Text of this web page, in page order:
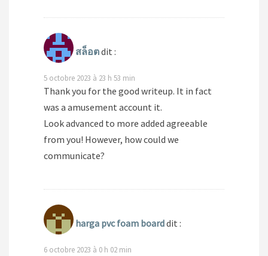
สล็อตdit :
5 octobre 2023 à 23 h 53 min
Thank you for the good writeup. It in fact
was a amusement account it.
Look advanced to more added agreeable
from you! However, how could we
communicate?
harga pvc foam boarddit :
6 octobre 2023 à 0 h 02 min